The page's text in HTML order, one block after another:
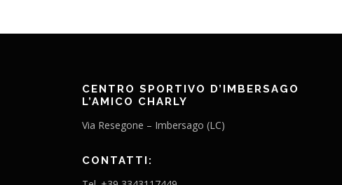
CENTRO SPORTIVO D’IMBERSAGO
L’AMICO CHARLY
Via Resegone – Imbersago (LC)
CONTATTI: